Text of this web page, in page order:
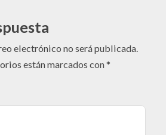
electrónico no será publicada.
están marcados con*